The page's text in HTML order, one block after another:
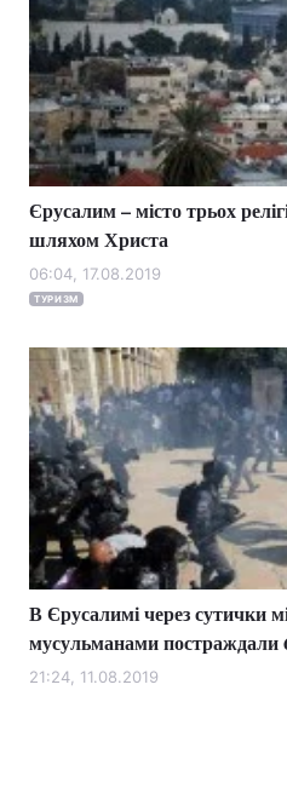
Єрусалим – місто трьох
шляхом Христа
06:04, 17.08.2019
ТУРИЗМ
В Єрусалимі через сутички
мусульманами постраждали
21:24, 11.08.2019